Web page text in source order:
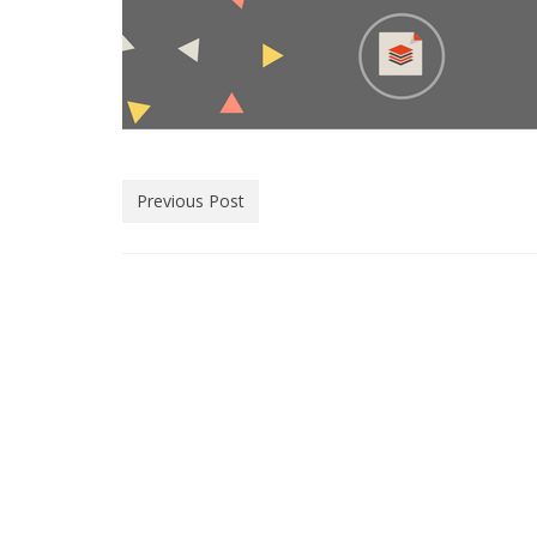
Previous Post